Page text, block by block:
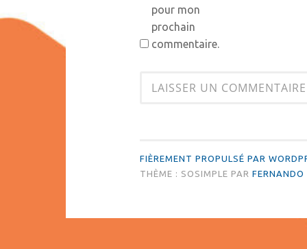
pour mon
prochain
commentaire.
FIÈREMENT PROPULSÉ PAR
THÈME : SOSIMPLE PAR